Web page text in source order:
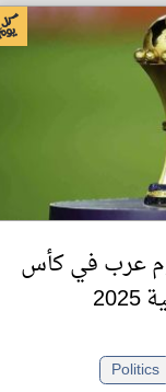
نجوم عرب في كأس
Politics